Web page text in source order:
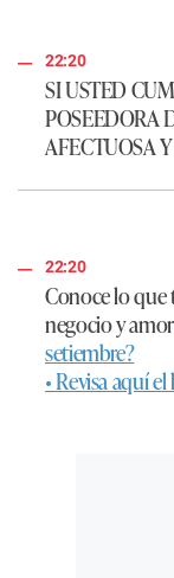
22:20
SI USTED
POSEEDORA
AFECTUOSA
22:20
Conoce lo que
negocio y amor
setiembre?
• Revisa aquí